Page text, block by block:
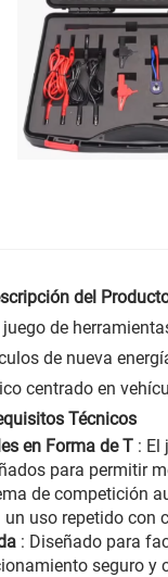
del
juego de
de nueva
centrado en
Técnicos
en Forma de T : El
para permitir
de competición
un uso repetido con
: Diseñado para
seguro y